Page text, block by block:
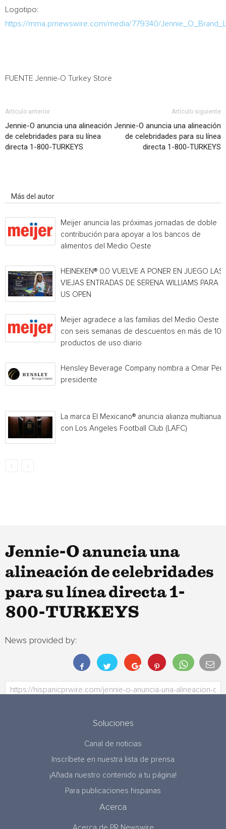
Logotipo:
https://mma.prnewswire.com/media/779340/
FUENTE Jennie-O Turkey Store
Artículo anterior
Jennie-O anuncia una alineación
de celebridades para su línea
directa 1-800-TURKEYS
Artículo siguiente
Jennie-O anuncia una alineación
de celebridades para su línea
directa 1-800-TURKEYS
Más del autor
Meijer anuncia las próximas jornadas de doble
contribución para apoyar a los bancos de
alimentos del Medio Oeste
HEINEKEN® 0.0 VUELVE A PONER EN JUEGO LAS
VIEJAS ENTRADAS DE SERENA WILLIAMS PARA
US OPEN
Meijer agradece a las familias del Medio Oeste
con seis semanas de descuentos en más de
productos de uso diario
Hensley Beverage Company nombra a Omar
presidente
La marca El Mexicano® anuncia alianza multianual
con Los Angeles Football Club (LAFC)
Jennie-O anuncia una
alineación de celebridades
para su línea directa 1-
800-TURKEYS
News provided by:
Soluciones
Canal de noticias
Inscríbete en nuestra lista de prensa
¡Añada nuestro contenido a tu página!
Para publicaciones hispanas
Acerca